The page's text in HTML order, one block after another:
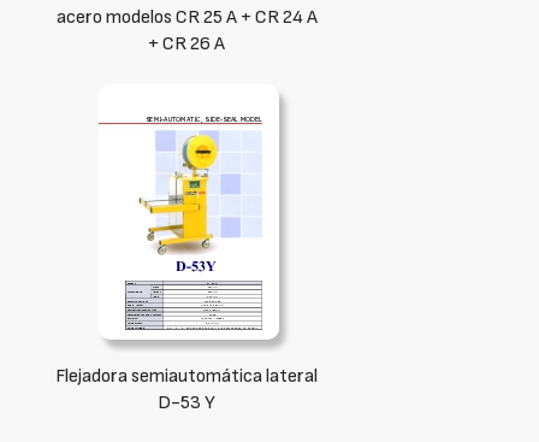
acero modelos CR 25 A + CR 24 A
+ CR 26 A
Flejadora semiautomática lateral
D-53 Y